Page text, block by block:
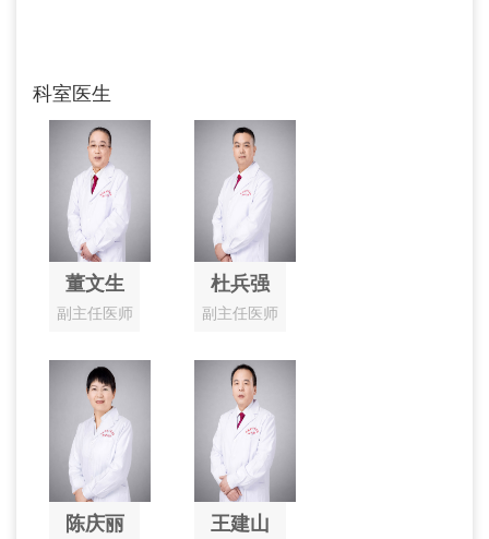
科室医生
董文生
副主任医师
杜兵强
副主任医师
陈庆丽 王建山